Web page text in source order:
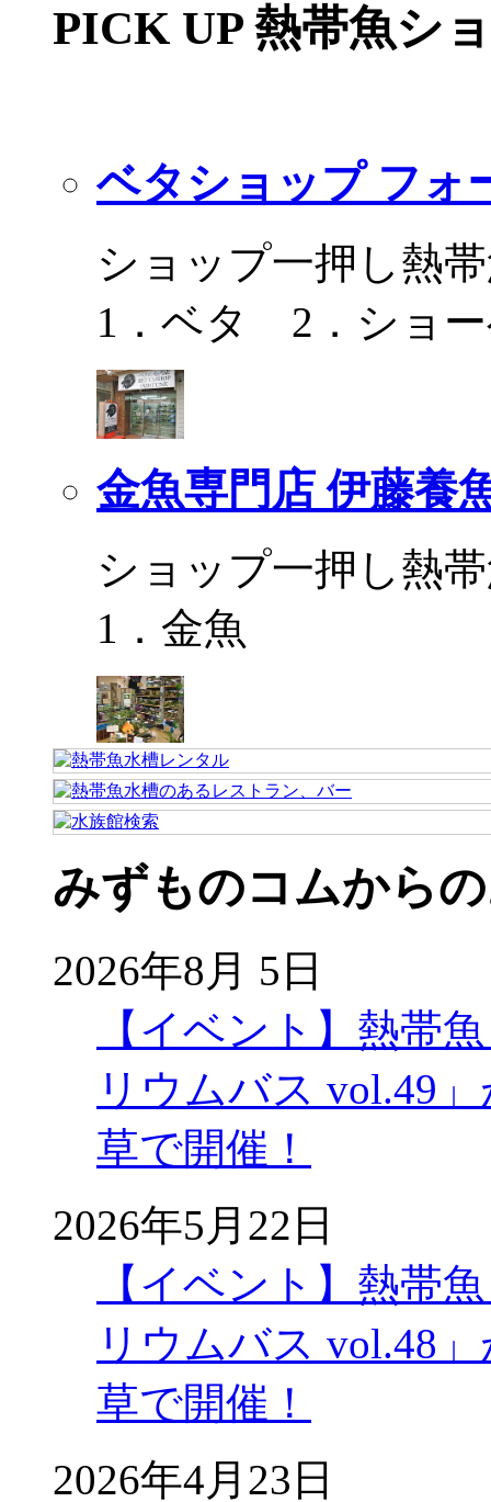
PICK UP 熱帯魚シ
ベタショップ フォ
ショップ一押し熱
1．ベタ 2．ショ
金魚専門店 伊藤養
ショップ一押し熱
1．金魚
みずものコムから
2026年8月 5日
【イベント】熱帯
リウムバス vol.49
草で開催！
2026年5月22日
【イベント】熱帯
リウムバス vol.48
草で開催！
2026年4月23日